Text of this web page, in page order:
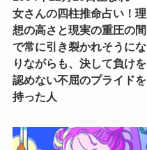
女さんの四柱推命占い！理
想の高さと現実の重圧の間
で常に引き裂かれそうにな
りながらも、決して負けを
認めない不屈のプライドを
持った人